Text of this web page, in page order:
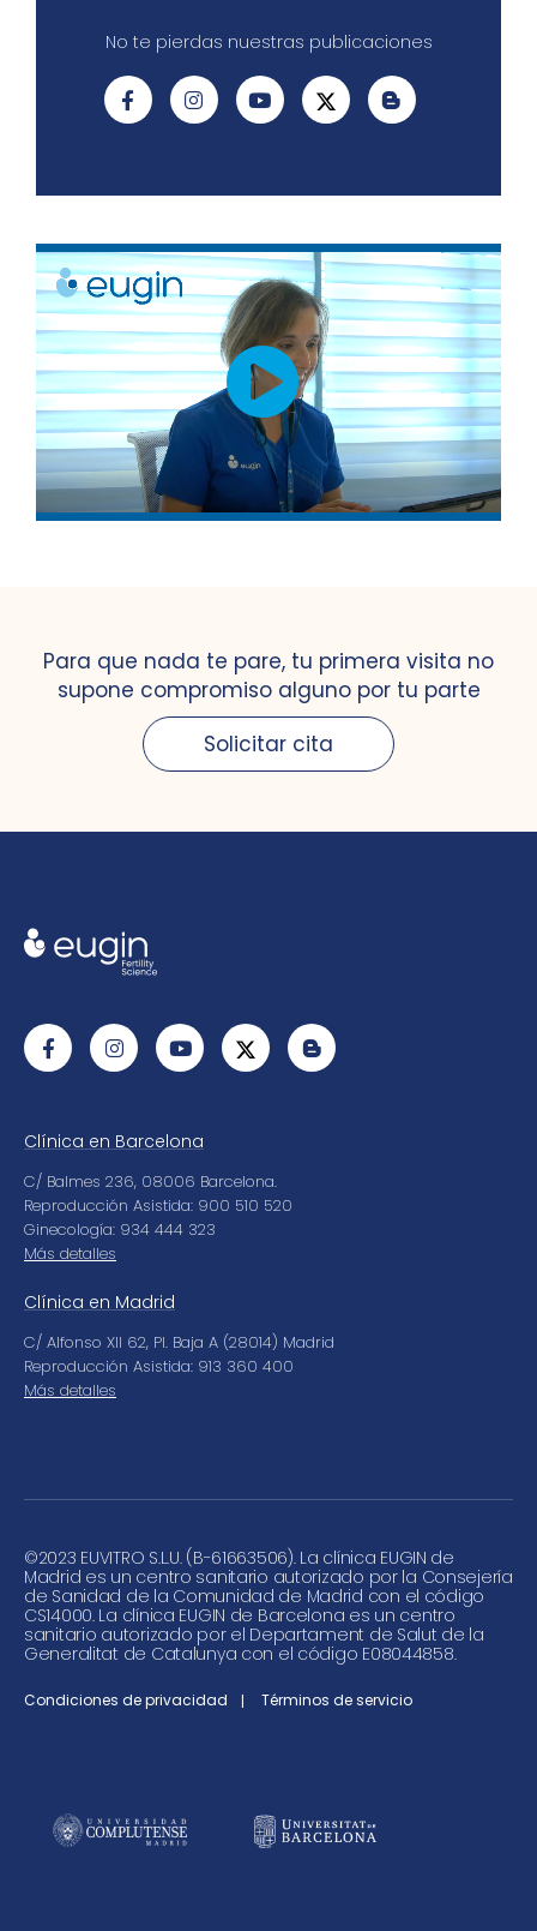
No te pierdas nuestras publicaciones
Para que nada te pare, tu primera visita no
supone compromiso alguno por tu parte
Solicitar cita
Clínica en Barcelona
C/ Balmes 236, 08006 Barcelona.
Reproducción Asistida: 900 510 520
Ginecología: 934 444 323
Más detalles
Clínica en Madrid
C/ Alfonso XII 62, Pl. Baja A (28014) Madrid
Reproducción Asistida: 913 360 400
Más detalles
©2023 EUVITRO S.L.U. (B-61663506). La clínica EUGIN de
Madrid es un centro sanitario autorizado por la Consejería
de Sanidad de la Comunidad de Madrid con el código
CS14000. La clínica EUGIN de Barcelona es un centro
sanitario autorizado por el Departament de Salut de la
Generalitat de Catalunya con el código E08044858.
Condiciones de privacidad Términos de servicio